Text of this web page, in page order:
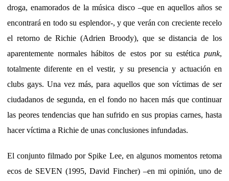
droga, enamorados de la música disco –que en aquellos años se
encontrará en todo su esplendor-, y que verán con creciente recelo
el retorno de Richie (Adrien Broody), que se distancia de los
aparentemente normales hábitos de estos por su estética punk,
totalmente diferente en el vestir, y su presencia y actuación en
clubs gays. Una vez más, para aquellos que son víctimas de ser
ciudadanos de segunda, en el fondo no hacen más que continuar
las peores tendencias que han sufrido en sus propias carnes, hasta
hacer víctima a Richie de unas conclusiones infundadas.
El conjunto filmado por Spike Lee, en algunos momentos retoma
ecos de SEVEN (1995, David Fincher) –en mi opinión, uno de